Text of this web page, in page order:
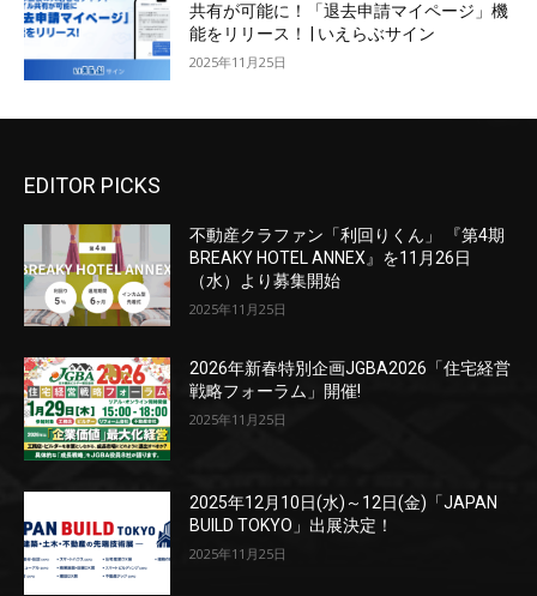
共有が可能に！「退去申請マイページ」機
能をリリース！ | いえらぶサイン
2025年11月25日
EDITOR PICKS
不動産クラファン「利回りくん」 『第4期
BREAKY HOTEL ANNEX』を11月26日
（水）より募集開始
2025年11月25日
2026年新春特別企画JGBA2026「住宅経営
戦略フォーラム」開催!
2025年11月25日
2025年12月10日(水)～12日(金)「JAPAN
BUILD TOKYO」出展決定！
2025年11月25日